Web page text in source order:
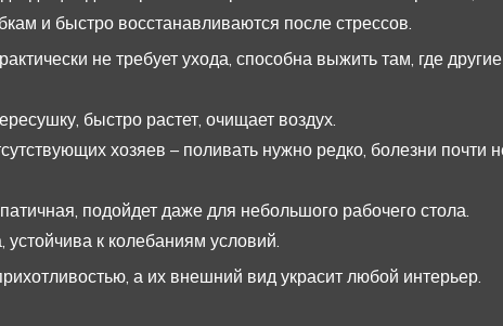
и быстро восстанавливаются после стрессов.
не требует ухода, способна выжить там, где другие
быстро растет, очищает воздух.
хозяев – поливать нужно редко, болезни почти
подойдет даже для небольшого рабочего стола.
к колебаниям условий.
а их внешний вид украсит любой интерьер.